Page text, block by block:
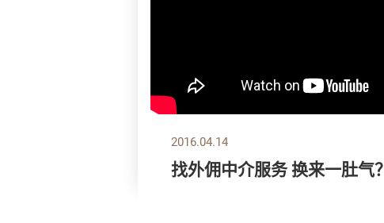
2016.04.14
找外佣中介服务 换来一肚气？